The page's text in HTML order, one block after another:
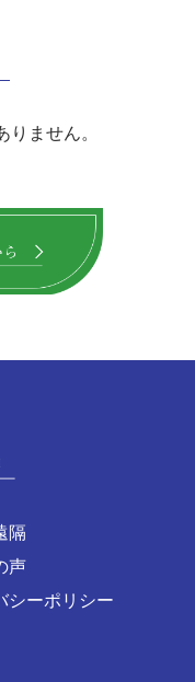
ません。
隔
声
シーポリシー